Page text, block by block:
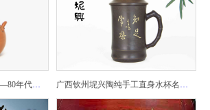
创艺文化和韵坭兴钦州60—80年代坭兴陶老壶——玉奎壶 广西钦州坭兴陶纯手工直身水杯名家陶瓷大师紫砂建水紫陶